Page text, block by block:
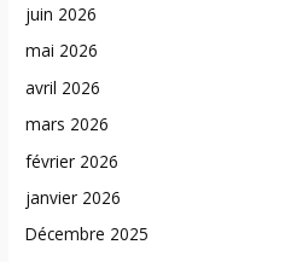
juin 2026
mai 2026
avril 2026
mars 2026
février 2026
janvier 2026
Décembre 2025